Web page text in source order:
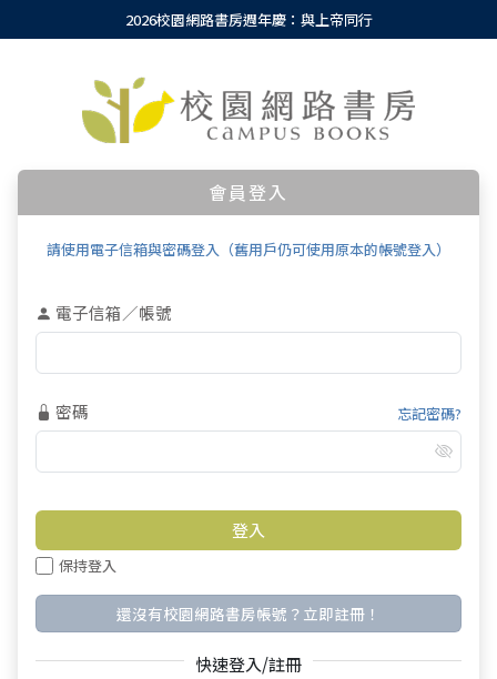
2026校園網路書房週年慶：與上帝同行
會員登入
請使用電子信箱與密碼登入（舊用戶仍可使用原本的帳號登入）
電子信箱／帳號
密碼 忘記密碼?
保持登入
還沒有校園網路書房帳號？立即註冊！
快速登入/註冊